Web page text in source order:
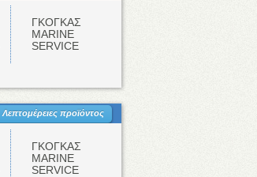
ΓΚΟΓΚΑΣ
ΜΑRINE
SERVICE
Λεπτομέρειες προϊόντος
ΓΚΟΓΚΑΣ
ΜΑRINE
SERVICE